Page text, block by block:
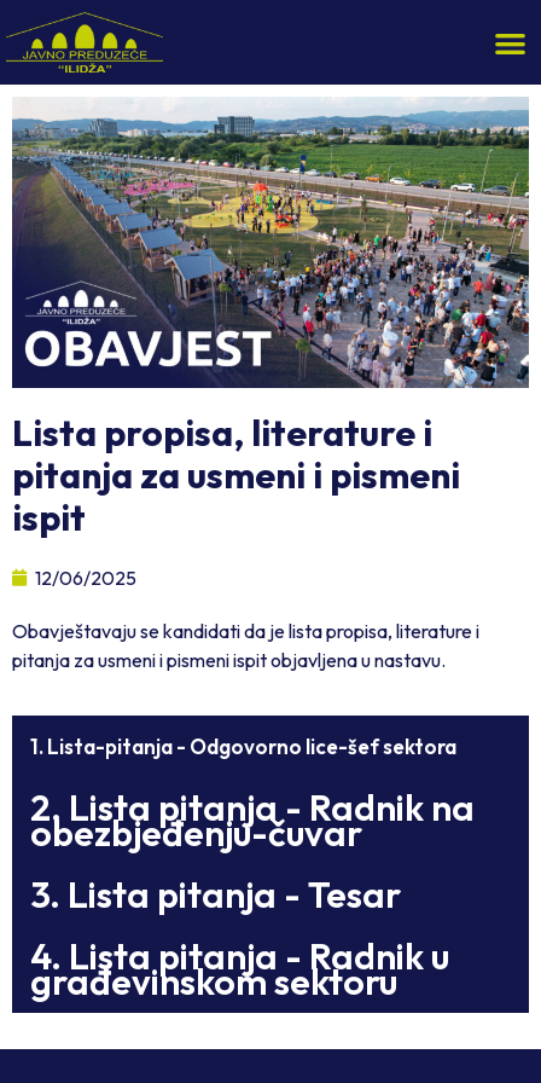
Lista propisa, literature i
pitanja za usmeni i pismeni
ispit
12/06/2025
Obavještavaju se kandidati da je lista propisa, literature i
pitanja za usmeni i pismeni ispit objavljena u nastavu.
1. Lista-pitanja - Odgovorno lice-šef sektora
2. Lista pitanja - Radnik na
obezbjeđenju-čuvar
3. Lista pitanja - Tesar
4. Lista pitanja - Radnik u
građevinskom sektoru